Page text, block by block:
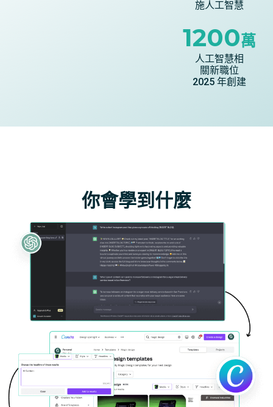
施人工智慧
1200萬
人工智慧相
關新職位
2025 年創建
你會學到什麼